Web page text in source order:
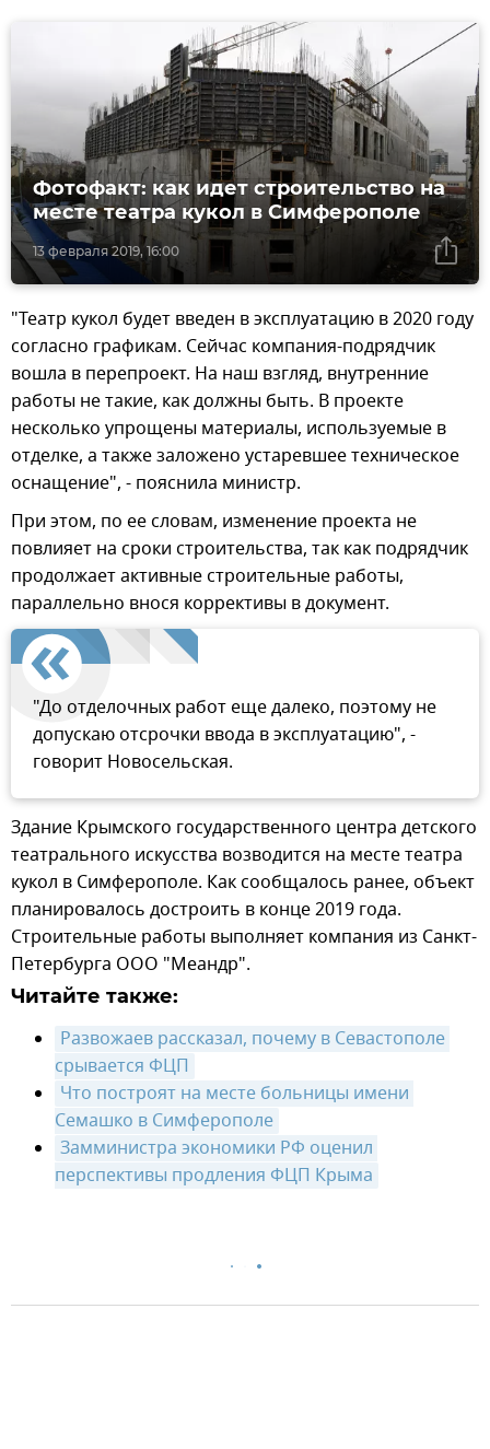
13 февраля 2019, 16:00
Фотофакт: как идет строительство на
месте театра кукол в Симферополе
"Театр кукол будет введен в эксплуатацию в 2020 году
согласно графикам. Сейчас компания-подрядчик
вошла в перепроект. На наш взгляд, внутренние
работы не такие, как должны быть. В проекте
несколько упрощены материалы, используемые в
отделке, а также заложено устаревшее техническое
оснащение", - пояснила министр.
При этом, по ее словам, изменение проекта не
повлияет на сроки строительства, так как подрядчик
продолжает активные строительные работы,
параллельно внося коррективы в документ.
"До отделочных работ еще далеко, поэтому не
допускаю отсрочки ввода в эксплуатацию", -
говорит Новосельская.
Здание Крымского государственного центра детского
театрального искусства возводится на месте театра
кукол в Симферополе. Как сообщалось ранее, объект
планировалось достроить в конце 2019 года.
Строительные работы выполняет компания из Санкт-
Петербурга ООО "Меандр".
Читайте также:
Развожаев рассказал, почему в Севастополе
срывается ФЦП
Что построят на месте больницы имени
Семашко в Симферополе
Замминистра экономики РФ оценил
перспективы продления ФЦП Крыма